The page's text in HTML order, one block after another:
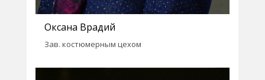
Оксана Врадий
Зав. костюмерным цехом